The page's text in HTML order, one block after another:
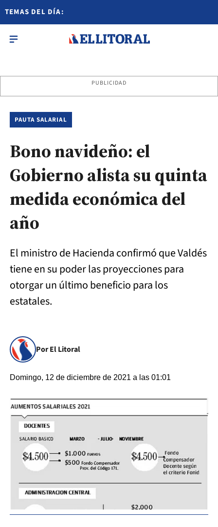
TEMAS DEL DÍA:
PUBLICIDAD
PAUTA SALARIAL
Bono navideño: el
Gobierno alista su quinta
medida económica del
año
El ministro de Hacienda confirmó que Valdés
tiene en su poder las proyecciones para
otorgar un último beneficio para los
estatales.
Por El Litoral
Domingo, 12 de diciembre de 2021 a las 01:01